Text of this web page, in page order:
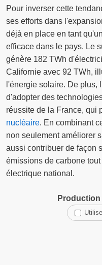
Pour inverser cette
ses efforts dans
déjà en place en tant
efficace dans le pays. Le
génère 182 TWh
Californie avec 92 TWh,
l'énergie solaire. De plus,
d'adopter des
réussite de la France, qui
nucléaire. En combinant
non seulement améliorer
aussi contribuer de façon
émissions de carbone
électrique national.